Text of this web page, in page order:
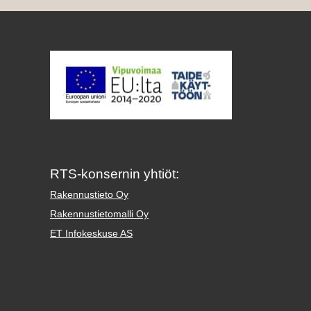
RTS-konsernin yhtiöt:
Rakennustieto Oy
Rakennustietomalli Oy
ET Infokeskuse AS